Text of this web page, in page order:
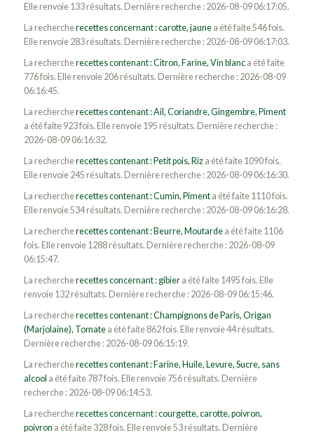
Elle renvoie 133 résultats. Dernière recherche : 2026-08-09 06:17:05.
La rechercherecettes concernant : carotte, jaunea été faite 546 fois.
Elle renvoie 283 résultats. Dernière recherche : 2026-08-09 06:17:03.
La rechercherecettes contenant : Citron, Farine, Vin blanca été faite
776 fois. Elle renvoie 206 résultats. Dernière recherche : 2026-08-09
06:16:45.
La rechercherecettes contenant : Ail, Coriandre, Gingembre, Piment
a été faite 923 fois. Elle renvoie 195 résultats. Dernière recherche :
2026-08-09 06:16:32.
La rechercherecettes contenant : Petit pois, Riza été faite 1090 fois.
Elle renvoie 245 résultats. Dernière recherche : 2026-08-09 06:16:30.
La rechercherecettes contenant : Cumin, Pimenta été faite 1110 fois.
Elle renvoie 534 résultats. Dernière recherche : 2026-08-09 06:16:28.
La rechercherecettes contenant : Beurre, Moutardea été faite 1106
fois. Elle renvoie 1288 résultats. Dernière recherche : 2026-08-09
06:15:47.
La rechercherecettes concernant : gibiera été faite 1495 fois. Elle
renvoie 132 résultats. Dernière recherche : 2026-08-09 06:15:46.
La rechercherecettes contenant : Champignons de Paris, Origan
(Marjolaine), Tomatea été faite 862 fois. Elle renvoie 44 résultats.
Dernière recherche : 2026-08-09 06:15:19.
La rechercherecettes contenant : Farine, Huile, Levure, Sucre, sans
alcool a été faite 787 fois. Elle renvoie 756 résultats. Dernière
recherche : 2026-08-09 06:14:53.
La rechercherecettes concernant : courgette, carotte, poivron,
poivron a été faite 328 fois. Elle renvoie 53 résultats. Dernière